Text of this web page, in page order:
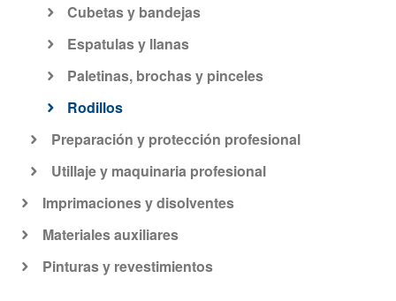
Cubetas y bandejas
Espatulas y llanas
Paletinas, brochas y pinceles
Rodillos
Preparación y protección profesional
Utillaje y maquinaria profesional
Imprimaciones y disolventes
Materiales auxiliares
Pinturas y revestimientos